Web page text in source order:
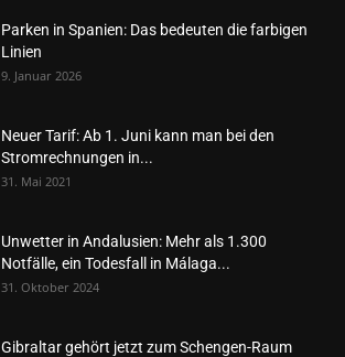
Parken in Spanien: Das bedeuten die farbigen
Linien
9. Januar 2026
Neuer Tarif: Ab 1. Juni kann man bei den
Stromrechnungen in...
31. Mai 2021
Unwetter in Andalusien: Mehr als 1.300
Notfälle, ein Todesfall in Málaga...
31. Oktober 2024
Gibraltar gehört jetzt zum Schengen-Raum